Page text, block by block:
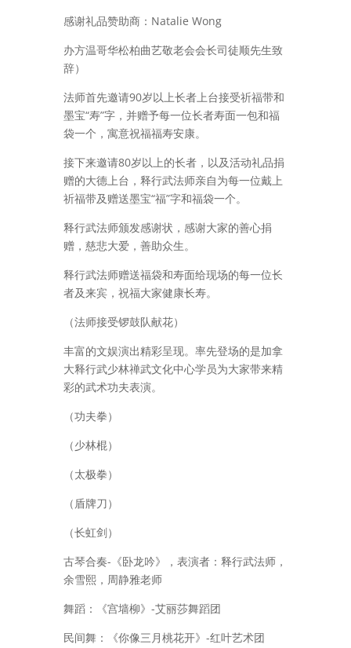
感谢礼品赞助商：Natalie Wong
办方温哥华松柏曲艺敬老会会长司徒顺先生致
辞）
法师首先邀请90岁以上长者上台接受祈福带和
墨宝“寿”字，并赠予每一位长者寿面一包和福
袋一个，寓意祝福福寿安康。
接下来邀请80岁以上的长者，以及活动礼品捐
赠的大德上台，释行武法师亲自为每一位戴上
祈福带及赠送墨宝“福”字和福袋一个。
释行武法师颁发感谢状，感谢大家的善心捐
赠，慈悲大爱，善助众生。
释行武法师赠送福袋和寿面给现场的每一位长
者及来宾，祝福大家健康长寿。
（法师接受锣鼓队献花）
丰富的文娱演出精彩呈现。率先登场的是加拿
大释行武少林禅武文化中心学员为大家带来精
彩的武术功夫表演。
（功夫拳）
（少林棍）
（太极拳）
（盾牌刀）
（长虹剑）
古琴合奏-《卧龙吟》，表演者：释行武法师，
余雪熙，周静雅老师
舞蹈：《宫墙柳》-艾丽莎舞蹈团
民间舞：《你像三月桃花开》-红叶艺术团